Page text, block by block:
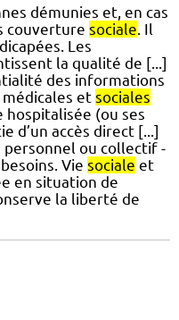
démunies et, en cas
couverture sociale . Il
Les
la qualité de [...]
des informations
et sociales
hospitalisée (ou ses
d’un accès direct [...]
personnel ou collectif -
Vie sociale et
en situation de
la liberté de